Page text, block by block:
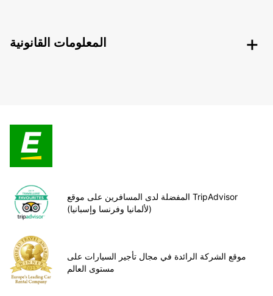
المعلومات القانونية
المفضلة لدى المسافرين على موقع TripAdvisor
(لألمانيا وفرنسا وإسبانيا)
موقع الشركة الرائدة في مجال تأجير السيارات على
مستوى العالم